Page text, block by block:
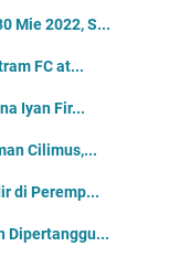
Mie 2022, S...
FC at...
Iyan Fir...
Cilimus,...
di Peremp...
Dipertanggu...